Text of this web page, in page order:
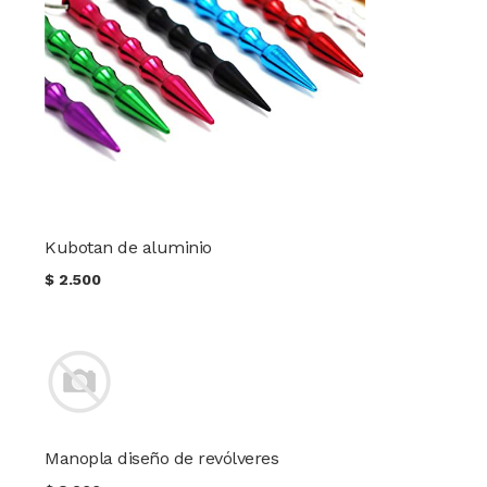
Kubotan de aluminio
$ 2.500
Manopla diseño de revólveres